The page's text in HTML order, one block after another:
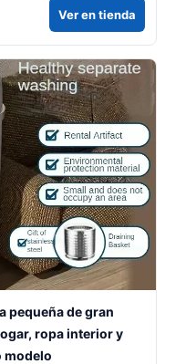
Ver en tienda
pequeña de gran
ropa interior y
modelo